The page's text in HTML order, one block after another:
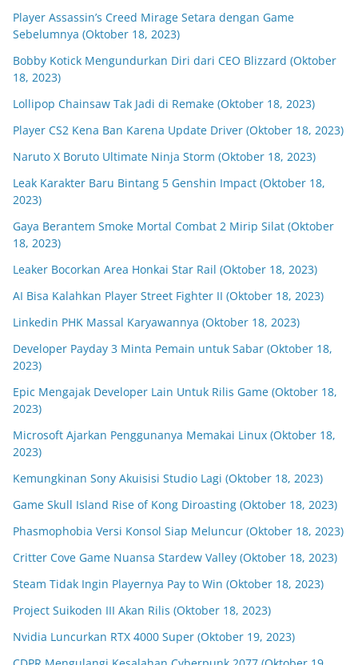
Player Assassin’s Creed Mirage Setara dengan Game
Sebelumnya (Oktober 18, 2023)
Bobby Kotick Mengundurkan Diri dari CEO Blizzard (Oktober
18, 2023)
Lollipop Chainsaw Tak Jadi di Remake (Oktober 18, 2023)
Player CS2 Kena Ban Karena Update Driver (Oktober 18, 2023)
Naruto X Boruto Ultimate Ninja Storm (Oktober 18, 2023)
Leak Karakter Baru Bintang 5 Genshin Impact (Oktober 18,
2023)
Gaya Berantem Smoke Mortal Combat 2 Mirip Silat (Oktober
18, 2023)
Leaker Bocorkan Area Honkai Star Rail (Oktober 18, 2023)
AI Bisa Kalahkan Player Street Fighter II (Oktober 18, 2023)
Linkedin PHK Massal Karyawannya (Oktober 18, 2023)
Developer Payday 3 Minta Pemain untuk Sabar (Oktober 18,
2023)
Epic Mengajak Developer Lain Untuk Rilis Game (Oktober 18,
2023)
Microsoft Ajarkan Penggunanya Memakai Linux (Oktober 18,
2023)
Kemungkinan Sony Akuisisi Studio Lagi (Oktober 18, 2023)
Game Skull Island Rise of Kong Diroasting (Oktober 18, 2023)
Phasmophobia Versi Konsol Siap Meluncur (Oktober 18, 2023)
Critter Cove Game Nuansa Stardew Valley (Oktober 18, 2023)
Steam Tidak Ingin Playernya Pay to Win (Oktober 18, 2023)
Project Suikoden III Akan Rilis (Oktober 18, 2023)
Nvidia Luncurkan RTX 4000 Super (Oktober 19, 2023)